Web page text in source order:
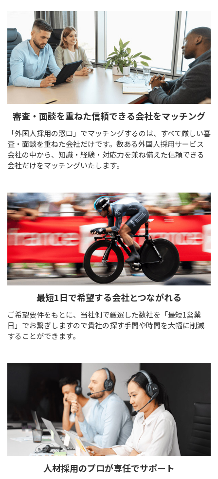
審査・面談を重ねた信頼できる会社をマッチング
「外国人採用の窓口」でマッチングするのは、すべて厳しい審
査・面談を重ねた会社だけです。数ある外国人採用サービス
会社の中から、知識・経験・対応力を兼ね備えた信頼できる
会社だけをマッチングいたします。
最短1日で希望する会社とつながれる
ご希望要件をもとに、当社側で厳選した数社を「最短1営業
日」でお繋ぎしますので貴社の探す手間や時間を大幅に削減
することができます。
人材採用のプロが専任でサポート